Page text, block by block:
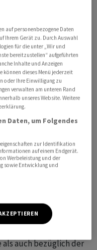
die Aufmerksamkeit
Ifo-Institut, das
veröffentlichte.
in der deutschen
in Folge unter
Index lag stabil bei
einen Zuwachs auf im
«Die deutsche
aus der Krise
Clemens Fuest.
trotz der
zuversichtlich in die
ein
von der
in der Industrie die
auch bezüglich der
auf personenbezogene Daten
Ihrem Gerät zu. Durch Auswahl
für die unter „Wir und
bereitzustellen“ aufgeführten
Inhalte und Anzeigen
können dieses Menü jederzeit
oder Ihre Einwilligung zu
verwalten am unteren Rand
unseres Website. Weitere
Daten, um Folgendes
zur Identifikation
auf einem Endgerät.
Werbeleistung und der
sowie Entwicklung und